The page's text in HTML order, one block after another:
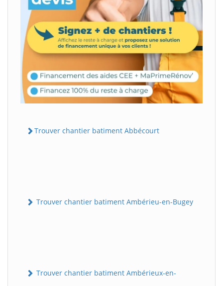
Trouver chantier batiment Abbécourt
Trouver chantier batiment Ambérieu-en-Bugey
Trouver chantier batiment Ambérieux-en-